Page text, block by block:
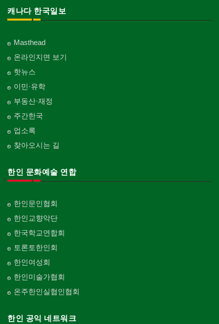
캐나다 한국일보
Masthead
온라인지면 보기
핫뉴스
이민·유학
부동산·재정
주간한국
업소록
찾아오시는 길
한인 문화예술 연합
한인문인협회
한인교향악단
한국학교연합회
토론토한인회
한인여성회
한인미술가협회
온주한인실협인협회
한인 공익 네트워크